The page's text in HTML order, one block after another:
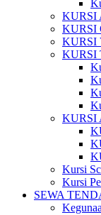
KURSI
KURSI
KURSI
KURSI
KURSI
Kursi
Kursi
SEWA